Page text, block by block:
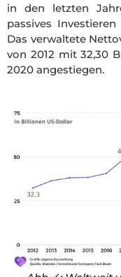
in den letzten
passives
Das verwaltete
von 2012 mit 32,30
2020 angestiegen.